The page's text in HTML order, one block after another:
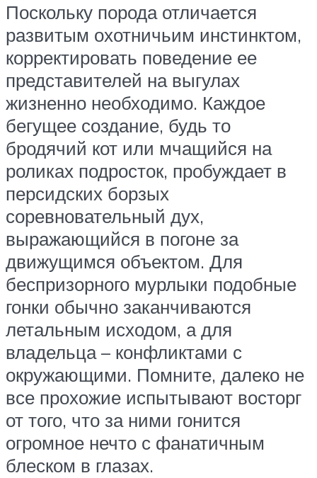
Поскольку порода отличается
развитым охотничьим инстинктом,
корректировать поведение ее
представителей на выгулах
жизненно необходимо. Каждое
бегущее создание, будь то
бродячий кот или мчащийся на
роликах подросток, пробуждает в
персидских борзых
соревновательный дух,
выражающийся в погоне за
движущимся объектом. Для
беспризорного мурлыки подобные
гонки обычно заканчиваются
летальным исходом, а для
владельца – конфликтами с
окружающими. Помните, далеко не
все прохожие испытывают восторг
от того, что за ними гонится
огромное нечто с фанатичным
блеском в глазах.